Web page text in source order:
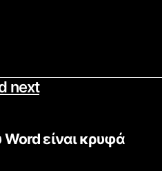
next
είναι κρυφά